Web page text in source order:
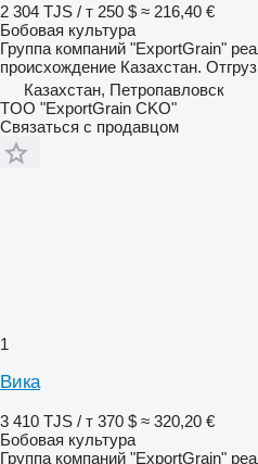
2 304 TJS / т 250 $ ≈ 216,40 €
Бобовая культура
Группа компаний "ExportGrain"
происхождение Казахстан.
Казахстан, Петропавловск
TOO "ExportGrain CKO"
Связаться с продавцом
1
Вика
3 410 TJS / т 370 $ ≈ 320,20 €
Бобовая культура
Группа компаний "ExportGrain"